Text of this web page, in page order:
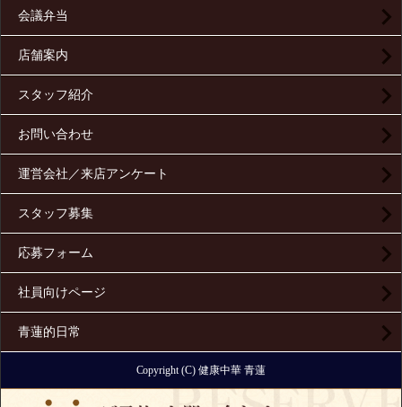
会議弁当
店舗案内
スタッフ紹介
お問い合わせ
運営会社／来店アンケート
スタッフ募集
応募フォーム
社員向けページ
青蓮的日常
Copyright (C) 健康中華 青蓮